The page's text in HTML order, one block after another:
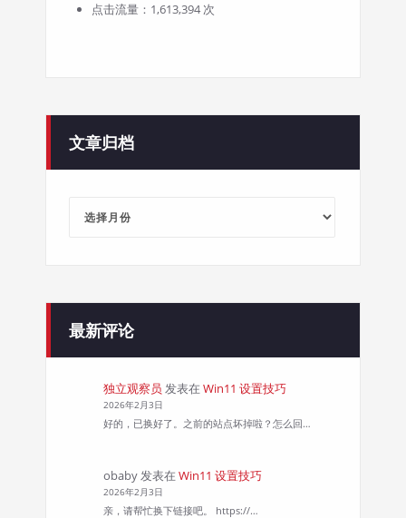
点击流量：1,613,394 次
文章归档
最新评论
独立观察员 发表在 Win11 设置技巧
2026年2月3日
好的，已换好了。之前的站点坏掉啦？怎么回…
obaby发表在 Win11 设置技巧
2026年2月3日
亲，请帮忙换下链接吧。 https://…